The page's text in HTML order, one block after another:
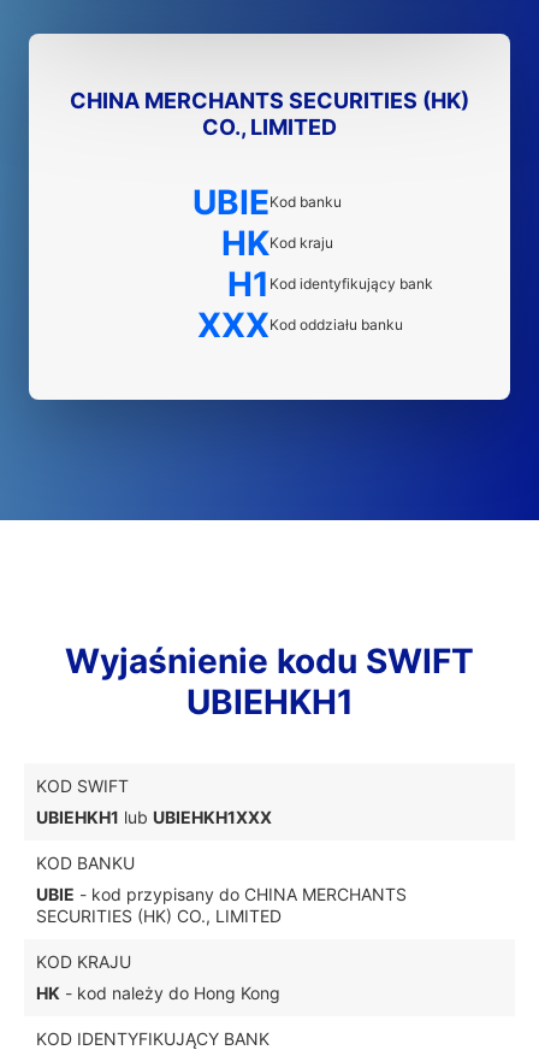
CHINA MERCHANTS SECURITIES (HK)
CO., LIMITED
UBIEKod banku
HKKod kraju
H1 Kod identyfikujący bank
XXXKod oddziału banku
Wyjaśnienie kodu SWIFT
UBIEHKH1
KOD SWIFT
UBIEHKH1 lub UBIEHKH1XXX
KOD BANKU
UBIE - kod przypisany do CHINA MERCHANTS
SECURITIES (HK) CO., LIMITED
KOD KRAJU
HK - kod należy do Hong Kong
KOD IDENTYFIKUJĄCY BANK